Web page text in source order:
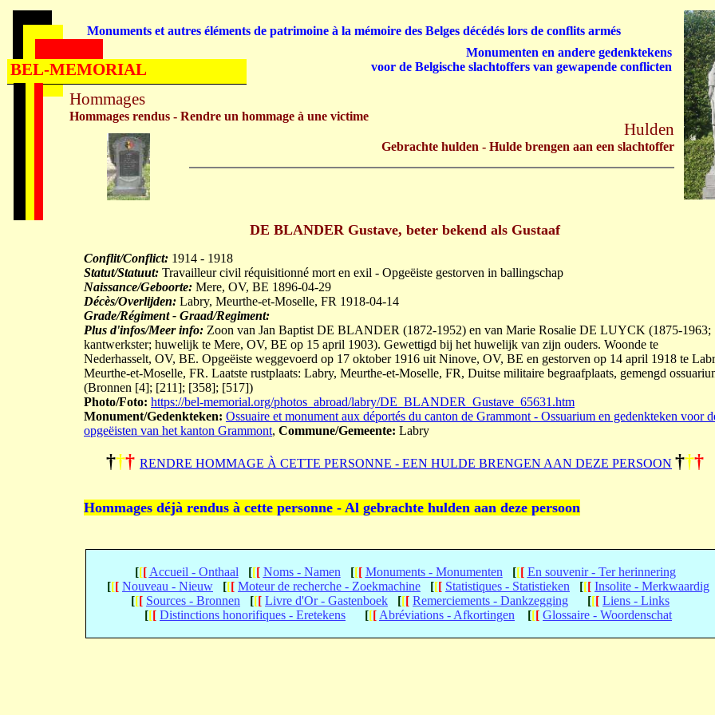
DE BLANDER Gustave, beter bekend als Gustaaf
Conflit/Conflict: 1914 - 1918
Statut/Statuut: Travailleur civil réquisitionné mort en exil - Opgeëiste gestorven in ballingschap
Naissance/Geboorte: Mere, OV, BE 1896-04-29
Décès/Overlijden: Labry, Meurthe-et-Moselle, FR 1918-04-14
Grade/Régiment - Graad/Regiment:
Plus d'infos/Meer info: Zoon van Jan Baptist DE BLANDER (1872-1952) en van Marie Rosalie DE LUYCK (1875-1963;
kantwerkster; huwelijk te Mere, OV, BE op 15 april 1903). Gewettigd bij het huwelijk van zijn ouders. Woonde te
Nederhasselt, OV, BE. Opgeëiste weggevoerd op 17 oktober 1916 uit Ninove, OV, BE en gestorven op 14 april 1918 te
Meurthe-et-Moselle, FR. Laatste rustplaats: Labry, Meurthe-et-Moselle, FR, Duitse militaire begraafplaats, gemengd
(Bronnen [4]; [211]; [358]; [517])
Photo/Foto: https://bel-memorial.org/photos_abroad/labry/DE_BLANDER_Gustave_65631.htm
Monument/Gedenkteken: Ossuaire et monument aux déportés du canton de Grammont - Ossuarium en gedenkteken voor
opgeëisten van het kanton Grammont, Commune/Gemeente: Labry
††† RENDRE HOMMAGE À CETTE PERSONNE - EEN HULDE BRENGEN AAN DEZE PERSOON †††
Hommages déjà rendus à cette personne - Al gebrachte hulden aan deze persoon
[[[ Accueil - Onthaal [[[ Noms - Namen [[[ Monuments - Monumenten [[[ En souvenir - Ter herinnering
[[[ Nouveau - Nieuw [[[ Moteur de recherche - Zoekmachine [[[ Statistiques - Statistieken [[[ Insolite - Merkwaardig
[[[ Sources - Bronnen [[[ Livre d'Or - Gastenboek [[[ Remerciements - Dankzegging [[[ Liens - Links
[[[ Distinctions honorifiques - Eretekens [[[ Abréviations - Afkortingen [[[ Glossaire - Woordenschat
Hommages
Hommages rendus - Rendre un hommage à une victime
Hulden
Gebrachte hulden - Hulde brengen aan een slachtoffer
Monuments et autres éléments de patrimoine à la mémoire des Belges décédés lors de conflits armés
Monumenten en andere gedenktekens
voor de Belgische slachtoffers van gewapende conflicten
BEL-MEMORIAL